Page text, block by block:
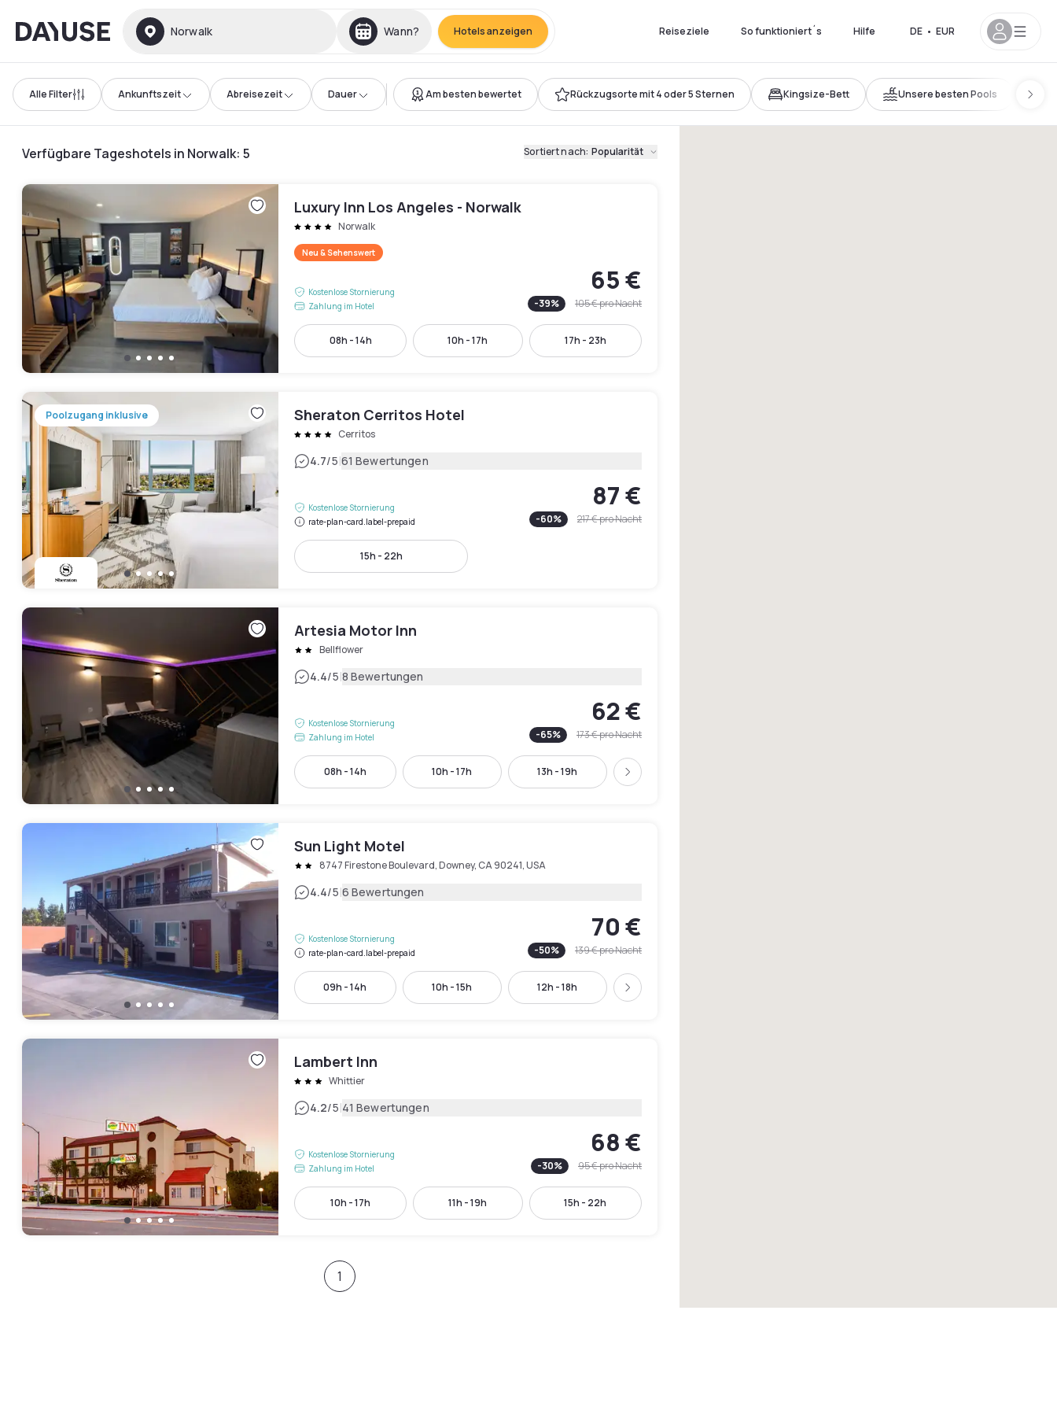
Dayuse Norwalk Wann? Hotels anzeigen Reiseziele So funktioniert´s Hilfe DE • EUR
Alle Filter Ankunftszeit Abreisezeit Dauer Am besten bewertet Rückzugsorte mit 4 oder 5 Sternen Kingsize-Bett Unsere besten Pools
Verfügbare Tageshotels in Norwalk: 5 Sortiert nach: Popularität
Luxury Inn Los Angeles - Norwalk
Norwalk
Neu & Sehenswert
Kostenlose Stornierung
Zahlung im Hotel
65 €
-39% 105 €pro Nacht
08h - 14h 10h - 17h 17h - 23h
Poolzugang inklusive Sheraton Cerritos Hotel
Cerritos
4.7/5|61 Bewertungen
Kostenlose Stornierung
rate-plan-card.label-prepaid
87 €
-60% 217 €pro Nacht
15h - 22h
Artesia Motor Inn
Bellflower
4.4/5|8 Bewertungen
Kostenlose Stornierung
Zahlung im Hotel
62 €
-65% 173 €pro Nacht
08h - 14h 10h - 17h 13h - 19h Weiter
Sun Light Motel
8747 Firestone Boulevard, Downey, CA 90241, USA
4.4/5|6 Bewertungen
Kostenlose Stornierung
rate-plan-card.label-prepaid
70 €
-50% 139 €pro Nacht
09h - 14h 10h - 15h 12h - 18h Weiter
Lambert Inn
Whittier
4.2/5|41 Bewertungen
Kostenlose Stornierung
Zahlung im Hotel
68 €
-30% 95 €pro Nacht
10h - 17h 11h - 19h 15h - 22h
1